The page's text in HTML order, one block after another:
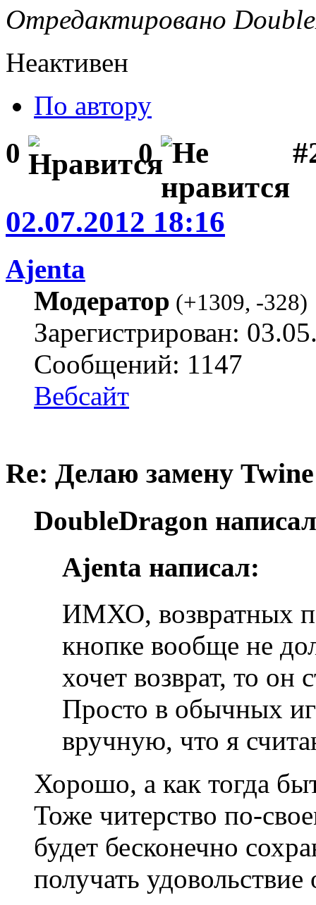
Отредактировано
Неактивен
По автору
0 0
02.07.2012 18:16
Ajenta
Модератор (+1309, -328)
Зарегистрирован:
Сообщений: 1147
Вебсайт
Re: Делаю замену
DoubleDragon
Ajenta написал:
ИМХО, возвратных
кнопке вообще не
хочет возврат, то он
Просто в обычных
вручную, что я
Хорошо, а как тогда
Тоже читерство по-
будет бесконечно
получать